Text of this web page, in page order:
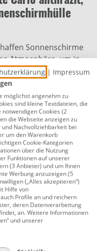
Sonnenschirme
Atmosphäre, um in
Balkon oder im Garten
Zudem bieten
längeren
Einfluss der
ausgesetzt sind.
und durch die
ist überall
360° schwenkbar
einstellbar ist.
(ohne Platten)
| Impressum
möglichst angenehm zu
sind kleine Textdateien, die
Cookies (2
die Webseite anzeigen zu
Nachvollziehbarkeit bei
um den Warenkorb
Cookie-Kategorien
über die Nutzung
Funktionen auf unserer
(3 Anbieter) und um Ihnen
Werbung anzuzeigen (5
(„Alles akzeptieren“)
Hilfe von
Profile an und reichern
deren Datenverarbeitung
an. Weitere Informationen
und unserer